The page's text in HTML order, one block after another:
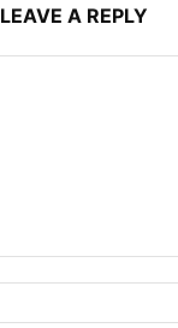
LEAVE A REPLY